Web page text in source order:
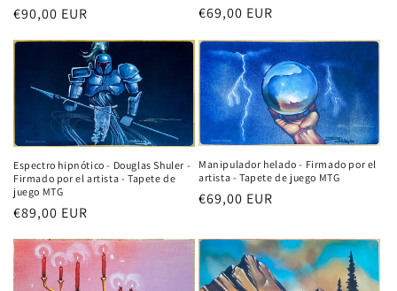
Precio
€90,00 EUR
Precio
€69,00 EUR
Espectro hipnótico - Douglas Shuler -
Firmado por el artista - Tapete de
juego MTG
Precio
habitual
€89,00 EUR
Manipulador helado - Firmado por el
artista - Tapete de juego MTG
Precio
€69,00 EUR